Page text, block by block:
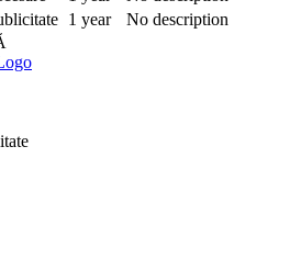
1 year
No description